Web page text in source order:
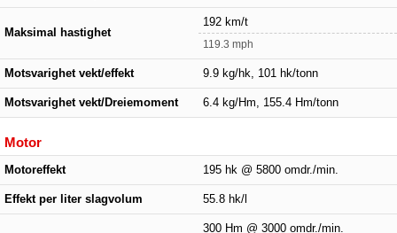
Maksimal hastighet
192 km/t
119.3 mph
Motsvarighet vekt/effekt 9.9 kg/hk, 101 hk/tonn
Motsvarighet vekt/Dreiemoment 6.4 kg/Hm, 155.4 Hm/tonn
Motor
Motoreffekt 195 hk @ 5800 omdr./min.
Effekt per liter slagvolum 55.8 hk/l
300 Hm @ 3000 omdr./min.